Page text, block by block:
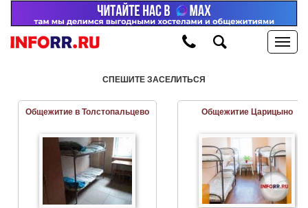
СПЕШИТЕ ЗАСЕЛИТЬСЯ
Общежитие в Толстопальцево Общежитие Царицыно